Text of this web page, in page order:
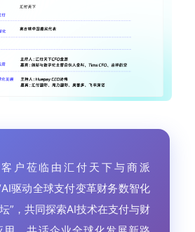
户莅临由汇付天下与商派
驱动全球支付变革财务数智化
”，共同探索AI技术在支付与财